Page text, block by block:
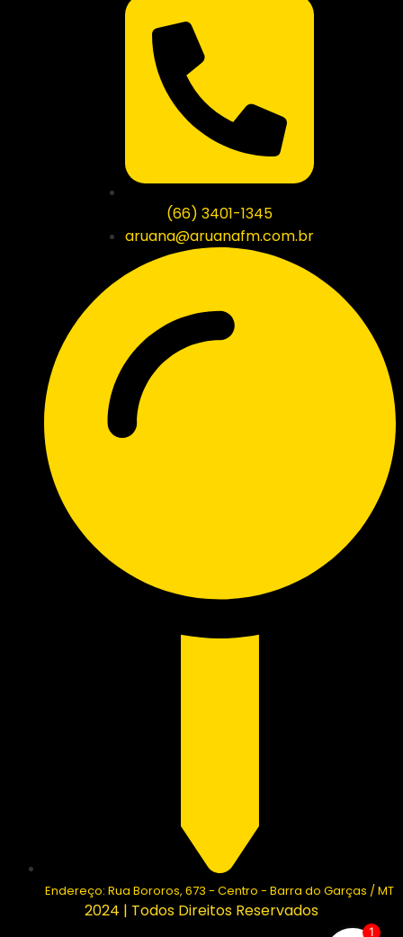
(66) 3401-1345
aruana@aruanafm.com.br
Endereço: Rua Bororos, 673 - Centro - Barra do Garças / MT
2024 | Todos Direitos Reservados
1